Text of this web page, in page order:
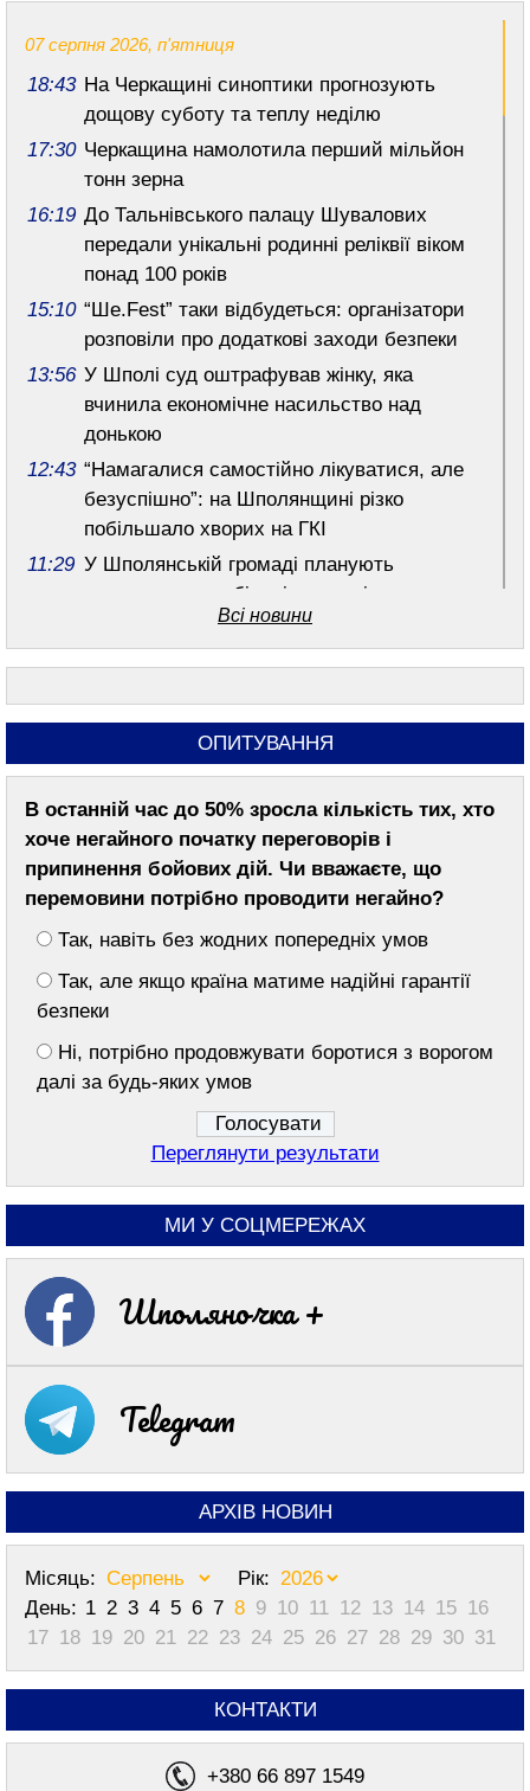
07 серпня 2026, п'ятниця
18:43 На Черкащині синоптики прогнозують
дощову суботу та теплу неділю
17:30 Черкащина намолотила перший мільйон
тонн зерна
16:19 До Тальнівського палацу Шувалових
передали унікальні родинні реліквії віком
понад 100 років
15:10 “Ше.Fest” таки відбудеться: організатори
розповіли про додаткові заходи безпеки
13:56 У Шполі суд оштрафував жінку, яка
вчинила економічне насильство над
донькою
12:43 “Намагалися самостійно лікуватися, але
безуспішно”: на Шполянщині різко
побільшало хворих на ГКІ
11:29 У Шполянській громаді планують
запровадити мобільні медичні послуги
У Шполі прощатимуться із померлим
виготовлення маковійчиків під час
тематичного заходу до Спасів
18:45
Синоптики повідомили, коли на
Черкащині почне спадати спека
17:31 На Черкащині 78 людей постраждали від
тварин із підтвердженим сказом
меморіального знаку “Дерево Надії”
у Тальному працівники ТЦК силою
затримували водія (ВІДЕО)
Дружина ветерана відкрила магазин у
Шполі завдяки гранту
12:43 На Тальнівщині чоловік до смерті забив
пенсіонера, за яким доглядав
11:29 До +37° і грози: синоптики попередили
про погіршення погоди на Черкащині
10:16
Обміни і соціальна підтримка: у Шполі
09:04
Черкащини виявили порушення в
організації харчування
На Черкащині попри дощі та грози все
одно буде спекотно
17:28 Ветеранам і родинам загиблих
захисників нагадали про право на
безоплатну правничу допомогу
захисником, який загинув внаслідок
влучання ворожого FPV-дрона
Знайшов біля медзакладу: за зберігання
Всі новини
ОПИТУВАННЯ
В останній час до 50% зросла кількість тих, хто
хоче негайного початку переговорів і
припинення бойових дій. Чи вважаєте, що
перемовини потрібно проводити негайно?
Так, навіть без жодних попередніх умов
Так, але якщо країна матиме надійні гарантії
безпеки
Ні, потрібно продовжувати боротися з ворогом
далі за будь-яких умов
Переглянути результати
МИ У СОЦМЕРЕЖАХ
Шполяночка +
Telegram
АРХІВ НОВИН
Місяць:
Рік:
День: 1 2 3 4 5 6 7 8 9 10 11 12 13 14 15 16
17 18 19 20 21 22 23 24 25 26 27 28 29 30 31
КОНТАКТИ
+380 66 897 1549